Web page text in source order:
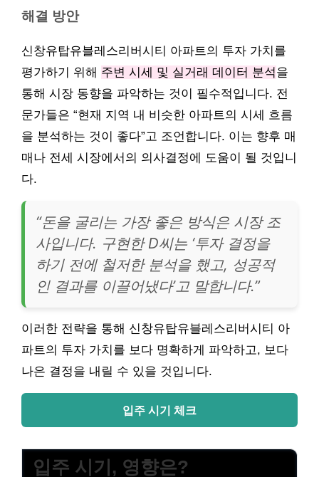
해결 방안
신창유탑유블레스리버시티 아파트의 투자 가치를
평가하기 위해 주변 시세 및 실거래 데이터 분석을
통해 시장 동향을 파악하는 것이 필수적입니다. 전
문가들은 “현재 지역 내 비슷한 아파트의 시세 흐름
을 분석하는 것이 좋다”고 조언합니다. 이는 향후 매
매나 전세 시장에서의 의사결정에 도움이 될 것입니
다.
“돈을 굴리는 가장 좋은 방식은 시장 조
사입니다. 구현한 D씨는 ‘투자 결정을
하기 전에 철저한 분석을 했고, 성공적
인 결과를 이끌어냈다’고 말합니다.”
이러한 전략을 통해 신창유탑유블레스리버시티 아
파트의 투자 가치를 보다 명확하게 파악하고, 보다
나은 결정을 내릴 수 있을 것입니다.
입주 시기 체크
입주 시기, 영향은?